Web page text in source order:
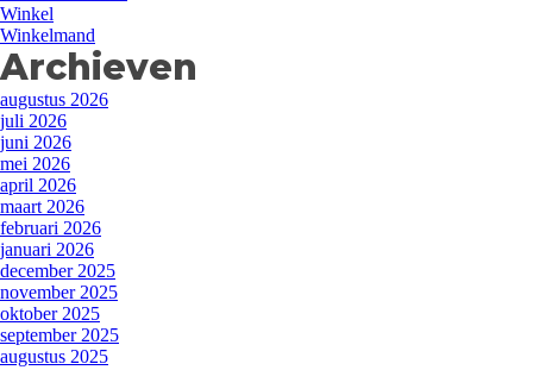
Winkel
Winkelmand
Archieven
augustus 2026
juli 2026
juni 2026
mei 2026
april 2026
maart 2026
februari 2026
januari 2026
december 2025
november 2025
oktober 2025
september 2025
augustus 2025